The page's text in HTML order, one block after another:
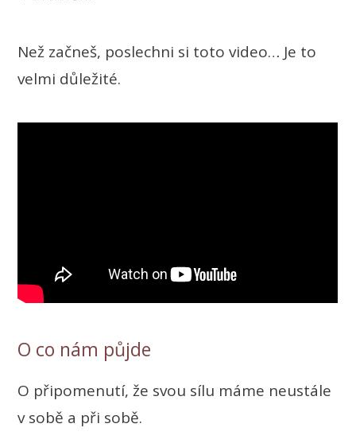
Než začneš, poslechni si toto video… Je to
velmi důležité.
O co nám půjde
O připomenutí, že svou sílu máme neustále
v sobě a při sobě.